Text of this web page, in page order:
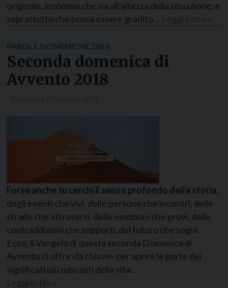
originale, insomma che sia all’altezza della situazione, e
soprattutto che possa essere gradito…
PAROLE DOMENICHE 2018
Seconda domenica di
Avvento 2018
Forse anche tu cerchi il senso profondo della storia,
degli eventi che vivi, delle persone che incontri, delle
strade che attraversi, delle emozioni che provi, delle
contraddizioni che sopporti, del futuro che sogni.
Ecco, il Vangelo di questa seconda Domenica di
Avvento ci offre «la chiave» per aprire le porte dei
significati più nascosti della vita…